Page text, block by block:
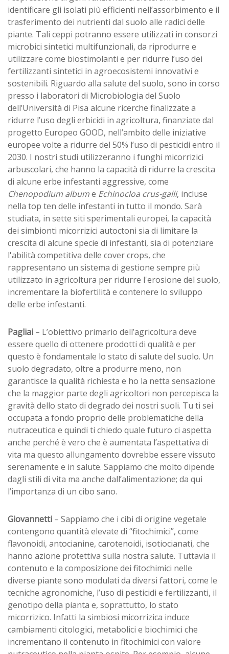
identificare gli isolati più efficienti nell’assorbimento e il
trasferimento dei nutrienti dal suolo alle radici delle
piante. Tali ceppi potranno essere utilizzati in consorzi
microbici sintetici multifunzionali, da riprodurre e
utilizzare come biostimolanti e per ridurre l’uso dei
fertilizzanti sintetici in agroecosistemi innovativi e
sostenibili. Riguardo alla salute del suolo, sono in corso
presso i laboratori di Microbiologia del Suolo
dell’Università di Pisa alcune ricerche finalizzate a
ridurre l’uso degli erbicidi in agricoltura, finanziate dal
progetto Europeo GOOD, nell’ambito delle iniziative
europee volte a ridurre del 50% l’uso di pesticidi entro il
2030. I nostri studi utilizzeranno i funghi micorrizici
arbuscolari, che hanno la capacità di ridurre la crescita
di alcune erbe infestanti aggressive, come
Chenopodium albume Echinocloa crus-galli, incluse
nella top ten delle infestanti in tutto il mondo. Sarà
studiata, in sette siti sperimentali europei, la capacità
dei simbionti micorrizici autoctoni sia di limitare la
crescita di alcune specie di infestanti, sia di potenziare
l'abilità competitiva delle cover crops, che
rappresentano un sistema di gestione sempre più
utilizzato in agricoltura per ridurre l'erosione del suolo,
incrementare la biofertilità e contenere lo sviluppo
delle erbe infestanti.
Pagliai – L’obiettivo primario dell’agricoltura deve
essere quello di ottenere prodotti di qualità e per
questo è fondamentale lo stato di salute del suolo. Un
suolo degradato, oltre a produrre meno, non
garantisce la qualità richiesta e ho la netta sensazione
che la maggior parte degli agricoltori non percepisca la
gravità dello stato di degrado dei nostri suoli. Tu ti sei
occupata a fondo proprio delle problematiche della
nutraceutica e quindi ti chiedo quale futuro ci aspetta
anche perché è vero che è aumentata l’aspettativa di
vita ma questo allungamento dovrebbe essere vissuto
serenamente e in salute. Sappiamo che molto dipende
dagli stili di vita ma anche dall’alimentazione; da qui
l’importanza di un cibo sano.
Giovannetti – Sappiamo che i cibi di origine vegetale
contengono quantità elevate di “fitochimici”, come
flavonoidi, antocianine, carotenoidi, isotiocianati, che
hanno azione protettiva sulla nostra salute. Tuttavia il
contenuto e la composizione dei fitochimici nelle
diverse piante sono modulati da diversi fattori, come le
tecniche agronomiche, l’uso di pesticidi e fertilizzanti, il
genotipo della pianta e, soprattutto, lo stato
micorrizico. Infatti la simbiosi micorrizica induce
cambiamenti citologici, metabolici e biochimici che
incrementano il contenuto in fitochimici con valore